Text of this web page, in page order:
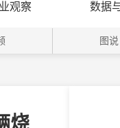
观察 数据
图说
烧